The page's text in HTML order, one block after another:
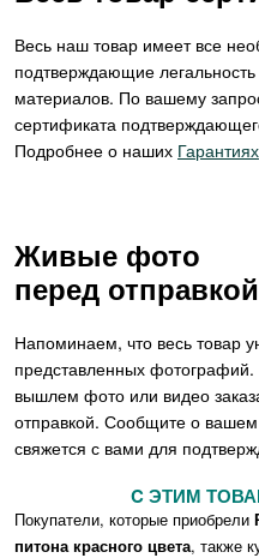
Весь наш товар имеет все
подтверждающие
материалов. По вашему
сертификата
Подробнее о наших Гарантиях
Живые фото
перед
Напоминаем, что весь товар
представленных
вышлем фото или видео
отправкой. Сообщите о
свяжется с вами для
C ЭТИМ
Покупатели, которые приобрели
питона красного цвета, также